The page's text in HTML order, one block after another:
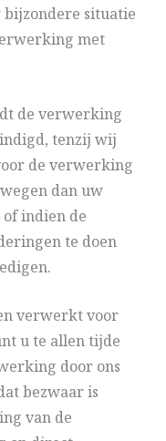
situatie
met
de verwerking
tenzij wij
de verwerking
dan uw
indien de
te doen
verwerkt voor
u te allen tijde
door ons
bezwaar is
van de